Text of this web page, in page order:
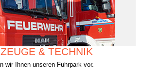
& TECHNIK
wir Ihnen unseren Fuhrpark vor.